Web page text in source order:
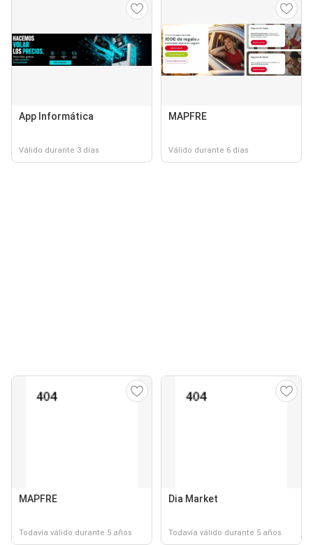
App Informática
Válido durante 3 días
MAPFRE
Válido durante 6 días
MAPFRE
Todavía válido durante 5 años
Dia Market
Todavía válido durante 5 años